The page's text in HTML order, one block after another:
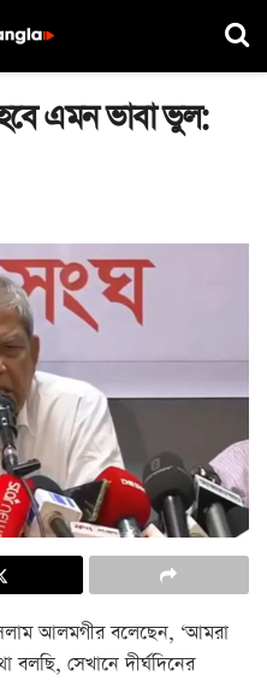
এমন ভাবা ভুল:
আলমগীর বলেছেন, ‘আমরা
বলছি, সেখানে দীর্ঘদিনের